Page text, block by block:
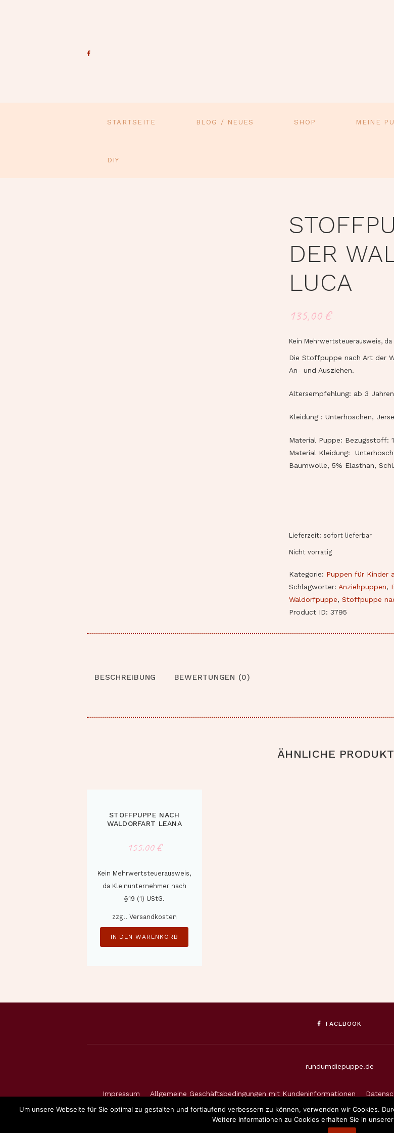
STARTSEITE BLOG / NEUES SHOP MEINE
DIY
DER
LUCA
135,00€
Kein Mehrwertsteuerausweis,
Die Stoffpuppe nach Art der
An- und Ausziehen.
Altersempfehlung: ab 3 Jahren
Kleidung : Unterhöschen,
Material Puppe: Bezugsstoff:
Material Kleidung:
Baumwolle, 5% Elasthan,
Lieferzeit: sofort lieferbar
Nicht vorrätig
Kategorie: Puppen für Kinder
Schlagwörter: Anziehpuppen,
Waldorfpuppe, Stoffpuppe
Product ID: 3795
BESCHREIBUNG BEWERTUNGEN (0)
ÄHNLICHE
STOFFPUPPE NACH
WALDORFART LEANA
155,00€
Kein Mehrwertsteuerausweis,
da Kleinunternehmer nach
§19 (1) UStG.
zzgl. Versandkosten
IN DEN WARENKORB
FACEBOOK
rundumdiepuppe.de
Impressum Allgemeine Geschäftsbedingungen mit Kundeninformationen
Um unsere Webseite für Sie optimal zu gestalten und fortlaufend verbessern zu können, verwenden wir Cookies.
Weitere Informationen zu Cookies erhalten Sie in unserer